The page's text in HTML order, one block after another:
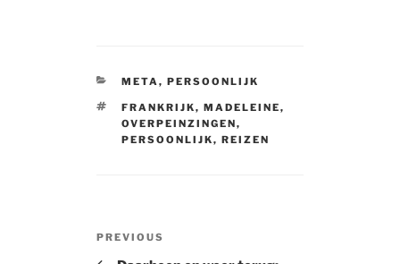
CATEGORIES
META , PERSOONLIJK
TAGS
FRANKRIJK, MADELEINE,
OVERPEINZINGEN,
PERSOONLIJK, REIZEN
Previous
Post
PREVIOUS